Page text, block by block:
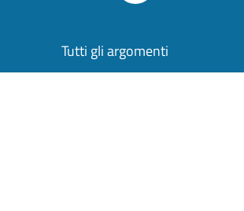
Tutti gli argomenti